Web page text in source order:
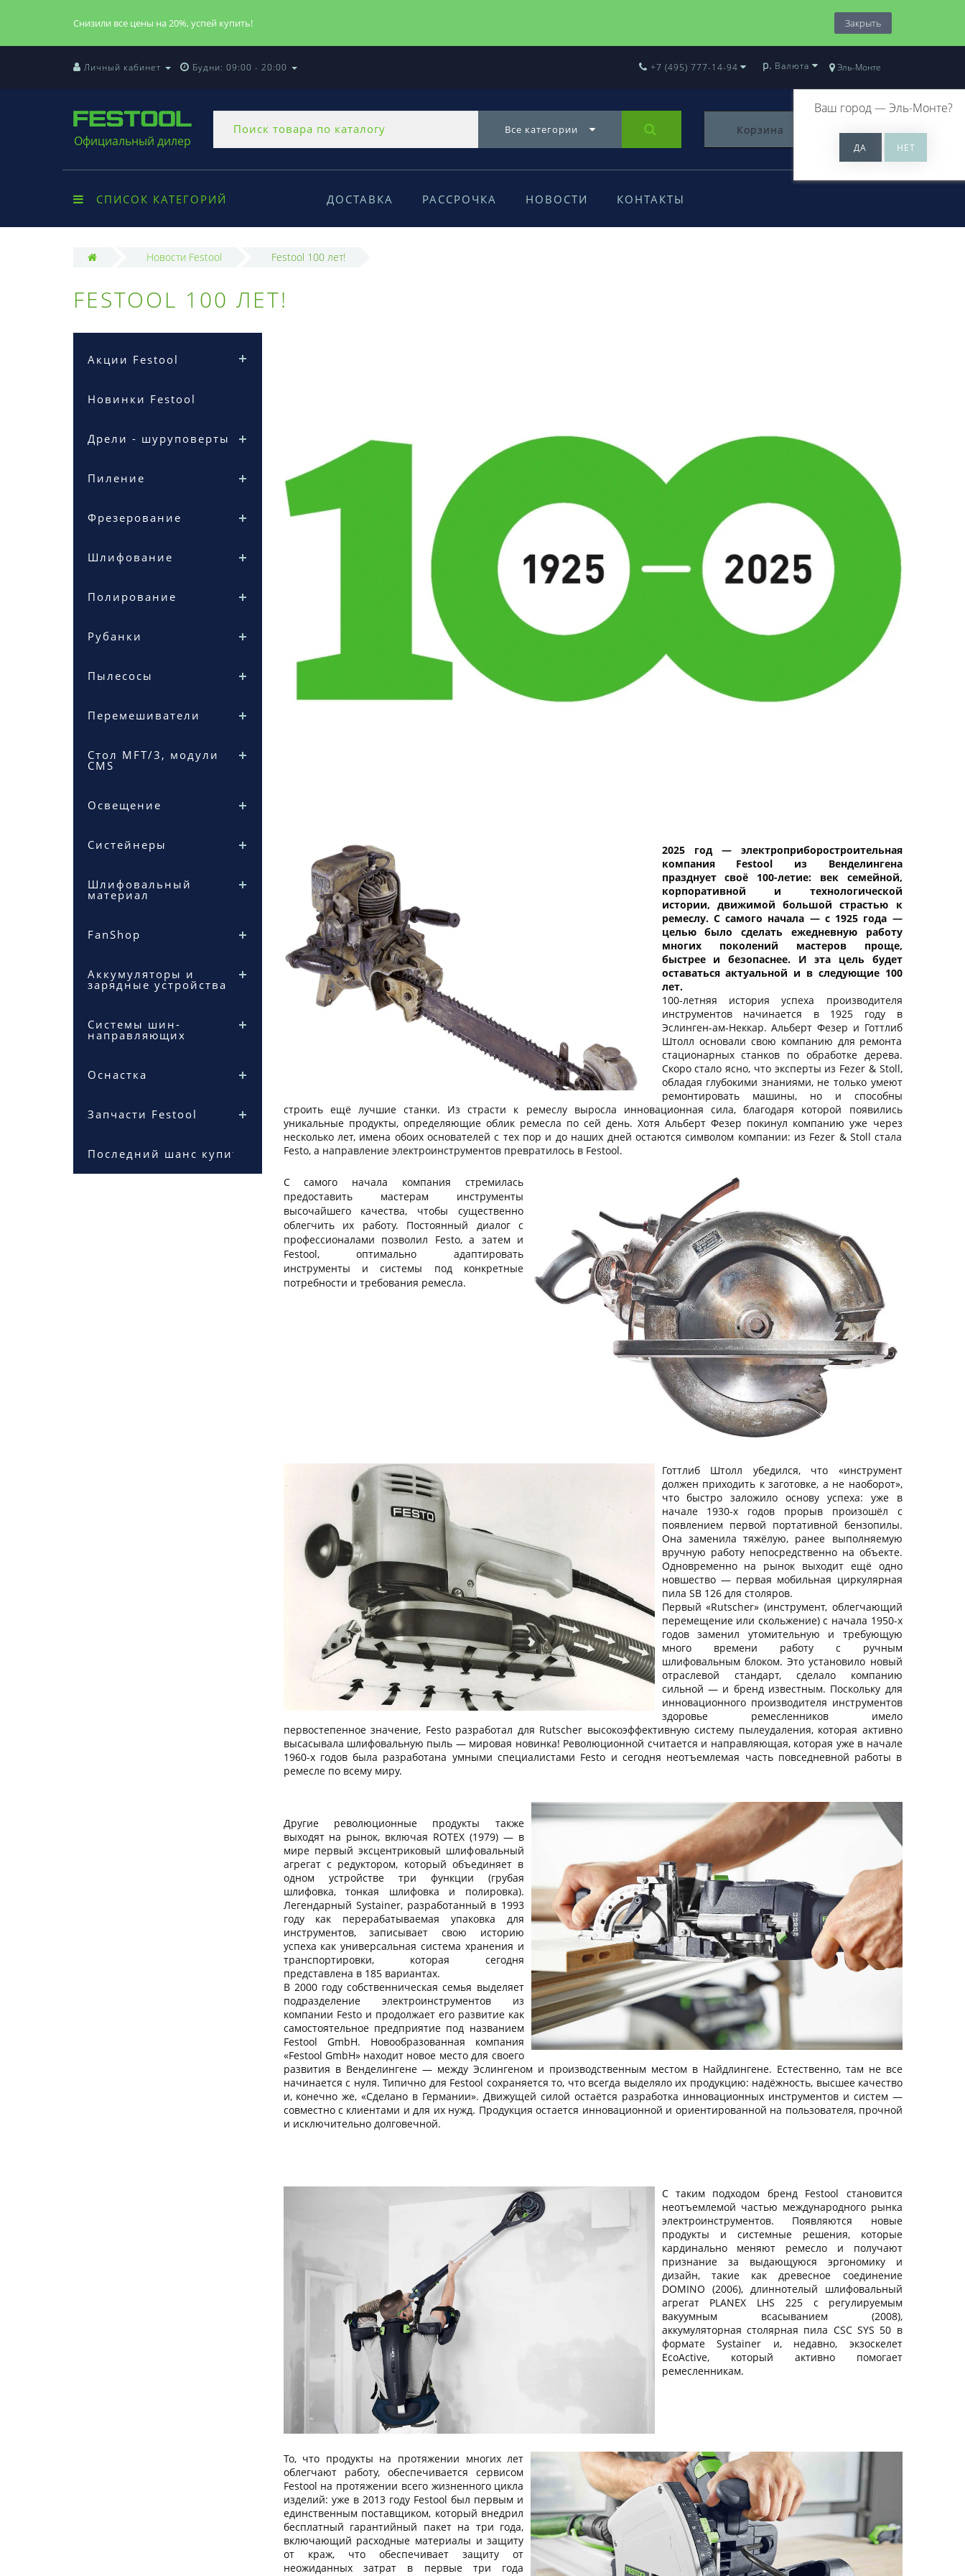
Снизили все цены на 20%, успей купить! Закрыть
Личный кабинет Будни: 09:00 - 20:00 Эль-Монте
Ваш город —Эль-Монте?
+7 (495) 777-14-94 р. Валюта
Официальный дилер
Все категории Корзина 0
СПИСОК КАТЕГОРИЙ ДОСТАВКА РАССРОЧКА НОВОСТИ КОНТАКТЫ
Новости Festool Festool 100 лет!
FESTOOL 100 ЛЕТ!
Акции Festool
Новинки Festool
Дрели - шуруповерты
Пиление
Фрезерование
Шлифование
Полирование
Рубанки
Пылесосы
Перемешиватели
Стол MFT/3, модули
CMS
Освещение
Систейнеры
Шлифовальный
материал
FanShop
Аккумуляторы и
зарядные устройства
Системы шин-
направляющих
Оснастка
Запчасти Festool
Последний шанс купить
2025 год — электроприборостроительная
компания Festool из Венделингена
празднует своё 100-летие: век семейной,
корпоративной и технологической
истории, движимой большой страстью к
ремеслу. С самого начала — с 1925 года —
целью было сделать ежедневную работу
многих поколений мастеров проще,
быстрее и безопаснее. И эта цель будет
оставаться актуальной и в следующие 100
лет.
100-летняя история успеха производителя
инструментов начинается в 1925 году в
Эслинген-ам-Неккар. Альберт Фезер и Готтлиб
Штолл основали свою компанию для ремонта
стационарных станков по обработке дерева.
Скоро стало ясно, что эксперты из Fezer & Stoll,
обладая глубокими знаниями, не только умеют
ремонтировать машины, но и способны
строить ещё лучшие станки. Из страсти к ремеслу выросла инновационная сила, благодаря которой появились
уникальные продукты, определяющие облик ремесла по сей день. Хотя Альберт Фезер покинул компанию уже через
несколько лет, имена обоих основателей с тех пор и до наших дней остаются символом компании: из Fezer & Stoll стала
Festo, а направление электроинструментов превратилось в Festool.
С самого начала компания стремилась
предоставить мастерам инструменты
высочайшего качества, чтобы существенно
облегчить их работу. Постоянный диалог с
профессионалами позволил Festo, а затем и
Festool, оптимально адаптировать
инструменты и системы под конкретные
потребности и требования ремесла.
Готтлиб Штолл убедился, что «инструмент
должен приходить к заготовке, а не наоборот»,
что быстро заложило основу успеха: уже в
начале 1930-х годов прорыв произошёл с
появлением первой портативной бензопилы.
Она заменила тяжёлую, ранее выполняемую
вручную работу непосредственно на объекте.
Одновременно на рынок выходит ещё одно
новшество — первая мобильная циркулярная
пила SB 126 для столяров.
Первый «Rutscher» (инструмент, облегчающий
перемещение или скольжение) с начала 1950-х
годов заменил утомительную и требующую
много времени работу с ручным
шлифовальным блоком. Это установило новый
отраслевой стандарт, сделало компанию
сильной — и бренд известным. Поскольку для
инновационного производителя инструментов
здоровье ремесленников имело
первостепенное значение, Festo разработал для Rutscher высокоэффективную систему пылеудаления, которая активно
высасывала шлифовальную пыль — мировая новинка! Революционной считается и направляющая, которая уже в начале
1960-х годов была разработана умными специалистами Festo и сегодня неотъемлемая часть повседневной работы в
ремесле по всему миру.
Другие революционные продукты также
выходят на рынок, включая ROTEX (1979) — в
мире первый эксцентриковый шлифовальный
агрегат с редуктором, который объединяет в
одном устройстве три функции (грубая
шлифовка, тонкая шлифовка и полировка).
Легендарный Systainer, разработанный в 1993
году как перерабатываемая упаковка для
инструментов, записывает свою историю
успеха как универсальная система хранения и
транспортировки, которая сегодня
представлена в 185 вариантах.
В 2000 году собственническая семья выделяет
подразделение электроинструментов из
компании Festo и продолжает его развитие как
самостоятельное предприятие под названием
Festool GmbH. Новообразованная компания
«Festool GmbH» находит новое место для своего
развития в Венделингене — между Эслингеном и производственным местом в Найдлингене. Естественно, там не все
начинается с нуля. Типично для Festool сохраняется то, что всегда выделяло их продукцию: надёжность, высшее качество
и, конечно же, «Сделано в Германии». Движущей силой остаётся разработка инновационных инструментов и систем —
совместно с клиентами и для их нужд. Продукция остается инновационной и ориентированной на пользователя, прочной
и исключительно долговечной.
С таким подходом бренд Festool становится
неотъемлемой частью международного рынка
электроинструментов. Появляются новые
продукты и системные решения, которые
кардинально меняют ремесло и получают
признание за выдающуюся эргономику и
дизайн, такие как древесное соединение
DOMINO (2006), длиннотелый шлифовальный
агрегат PLANEX LHS 225 с регулируемым
вакуумным всасыванием (2008),
аккумуляторная столярная пила CSC SYS 50 в
формате Systainer и, недавно, экзоскелет
EcoActive, который активно помогает
ремесленникам.
То, что продукты на протяжении многих лет
облегчают работу, обеспечивается сервисом
Festool на протяжении всего жизненного цикла
изделий: уже в 2013 году Festool был первым и
единственным поставщиком, который внедрил
бесплатный гарантийный пакет на три года,
включающий расходные материалы и защиту
от краж, что обеспечивает защиту от
неожиданных затрат в первые три года